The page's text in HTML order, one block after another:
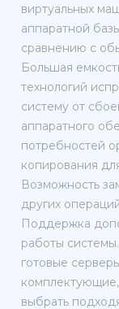
виртуальных
аппаратной
сравнению с
Большая
технологий
систему от
аппаратного
потребностей
копирования
Возможность
других
Поддержка
работы
готовые
выбрать